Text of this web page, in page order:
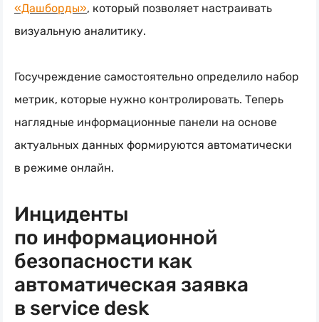
«Дашборды», который позволяет настраивать
визуальную аналитику.
Госучреждение самостоятельно определило набор
метрик, которые нужно контролировать. Теперь
наглядные информационные панели на основе
актуальных данных формируются автоматически
в режиме онлайн.
Инциденты
по информационной
безопасности как
автоматическая заявка
в service desk